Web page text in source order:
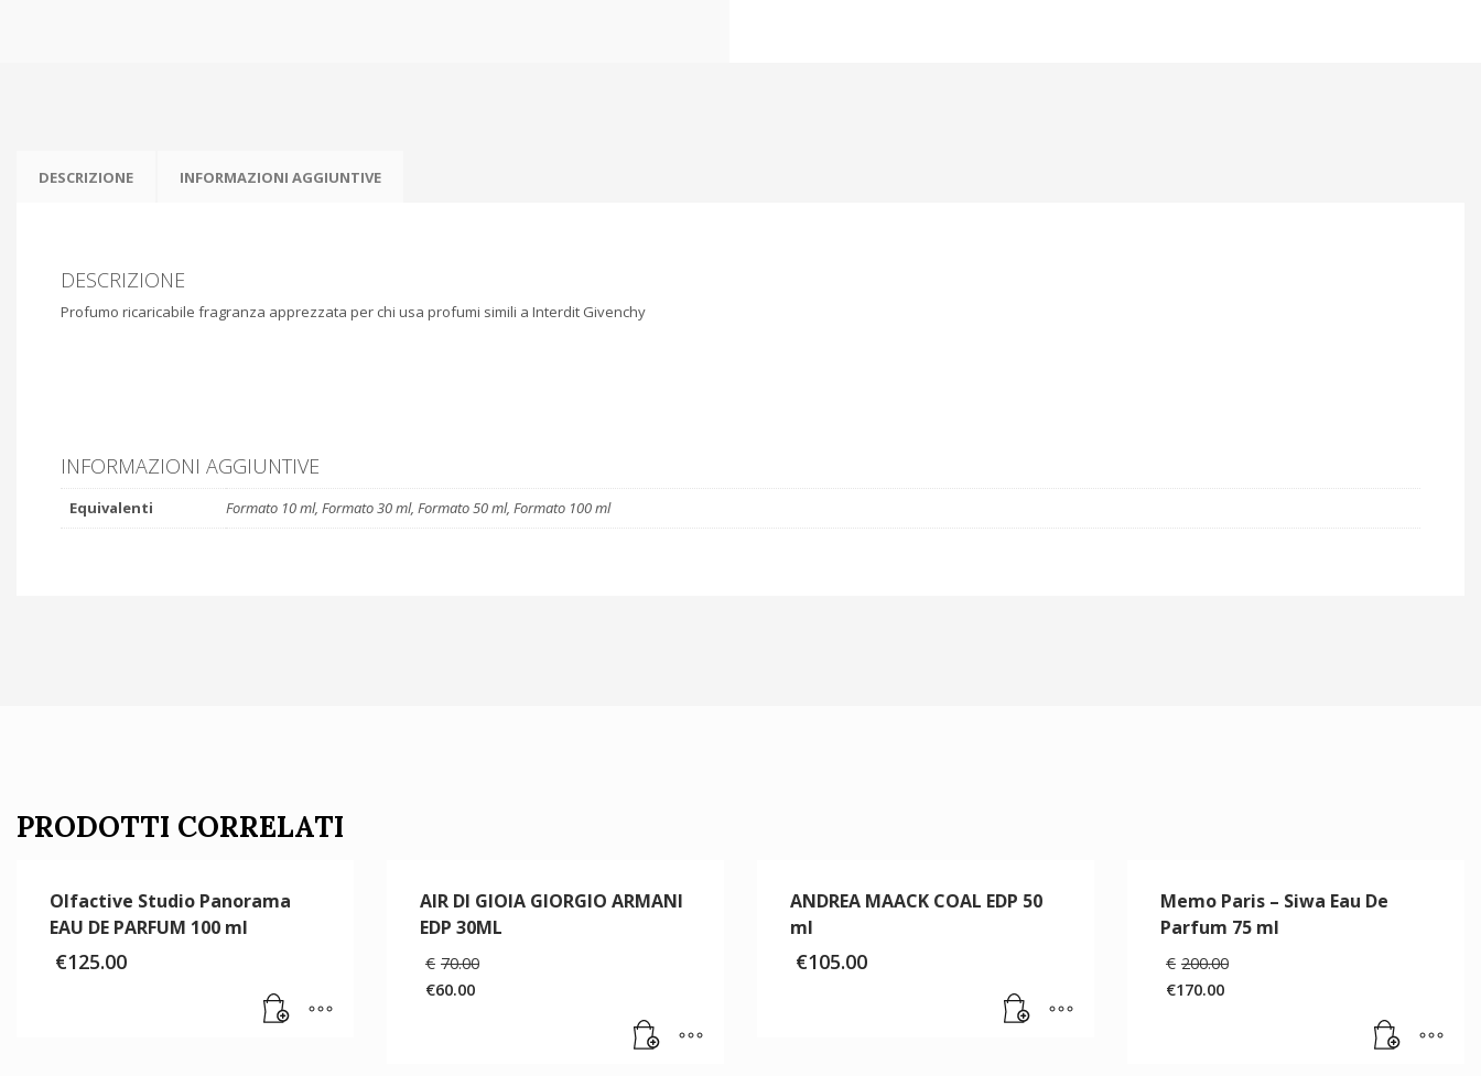
DESCRIZIONE INFORMAZIONI AGGIUNTIVE
DESCRIZIONE
Profumo ricaricabile fragranza apprezzata per chi usa profumi simili a Interdit Givenchy
INFORMAZIONI AGGIUNTIVE
Equivalenti Formato 10 ml, Formato 30 ml, Formato 50 ml, Formato 100 ml
PRODOTTI CORRELATI
Olfactive Studio Panorama
EAU DE PARFUM 100 ml
€125.00
AIR DI GIOIA GIORGIO ARMANI
EDP 30ML
€ 70.00
€60.00
ANDREA MAACK COAL EDP 50
ml
€105.00
Memo Paris – Siwa Eau De
Parfum 75 ml
€ 200.00
€170.00